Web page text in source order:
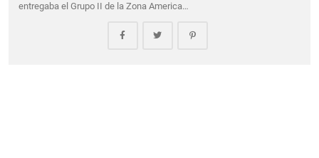
entregaba el Grupo II de la Zona America…